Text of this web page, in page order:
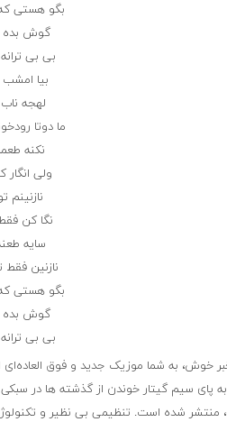
بگو هستی
گوش بده
بی بی
بیا امشب
لهجه
ما دوتا
نکنه
ولی انگار
نگا کن
سایه
نازنین
بگو هستی
گوش بده
بی بی
خبر خوش، به شما موزیک جدید و فوق العاده‌ای
به پای سیم گیتار خوندن از گذشته ها در
منتشر شده است. تنظیمی بی نظیر و